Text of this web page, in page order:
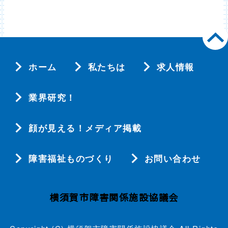
ホーム 私たちは 求人情報
業界研究！
顔が見える！メディア掲載
障害福祉ものづくり お問い合わせ
横須賀市障害関係施設協議会